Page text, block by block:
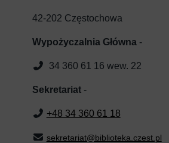
42-202 Częstochowa
Wypożyczalnia Główna-
34 360 61 16 wew. 22
Sekretariat-
+48 34 360 61 18
sekretariat@biblioteka.czest.pl